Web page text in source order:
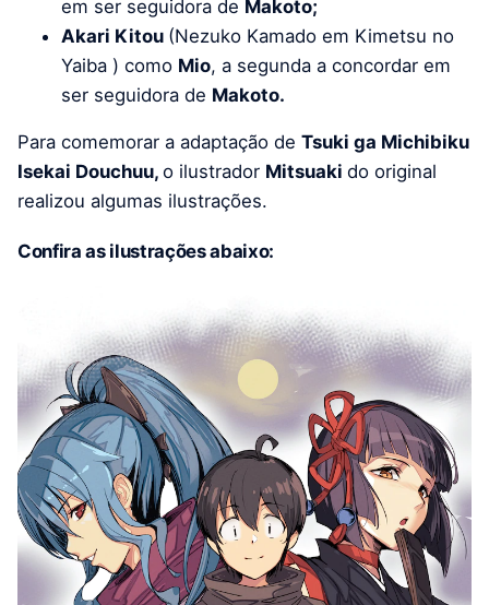
em ser seguidora de Makoto;
Akari Kitou (Nezuko Kamado em Kimetsu no
Yaiba ) como Mio, a segunda a concordar em
ser seguidora de Makoto.
Para comemorar a adaptação de Tsuki ga Michibiku
Isekai Douchuu, o ilustrador Mitsuaki do original
realizou algumas ilustrações.
Confira as ilustrações abaixo: